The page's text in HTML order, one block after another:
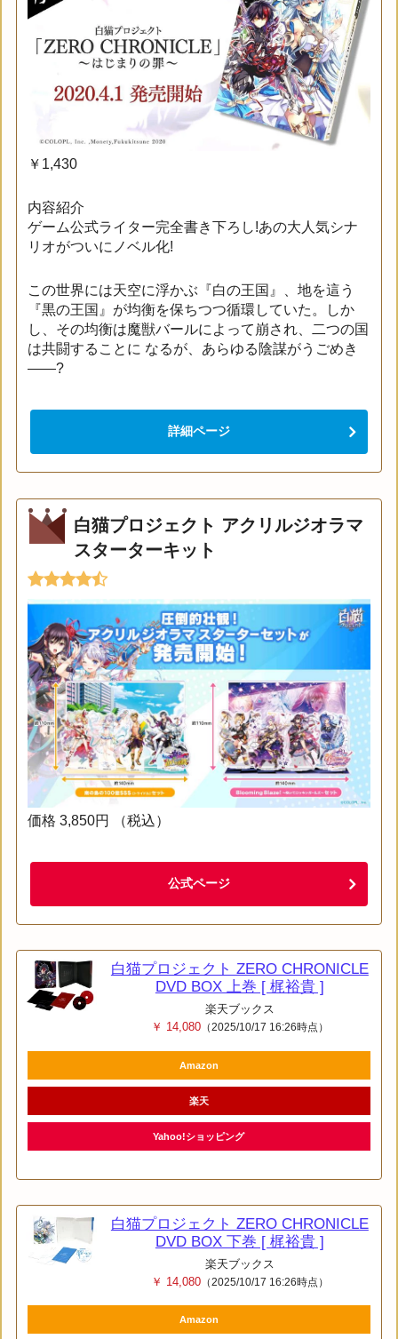
￥1,430
内容紹介
ゲーム公式ライター完全書き下ろし!あの大人気シナ
リオがついにノベル化!
この世界には天空に浮かぶ『白の王国』、地を這う
『黒の王国』が均衡を保ちつつ循環していた。しか
し、その均衡は魔獣バールによって崩され、二つの国
は共闘することに なるが、あらゆる陰謀がうごめき
――?
詳細ページ
白猫プロジェクト アクリルジオラマ
スターターキット
価格 3,850円 （税込）
公式ページ
白猫プロジェクト ZERO CHRONICLE
DVD BOX 上巻 [ 梶裕貴 ]
楽天ブックス
￥ 14,080（2025/10/17 16:26時点）
Amazon
楽天
Yahoo!ショッピング
白猫プロジェクト ZERO CHRONICLE
DVD BOX 下巻 [ 梶裕貴 ]
楽天ブックス
￥ 14,080（2025/10/17 16:26時点）
Amazon